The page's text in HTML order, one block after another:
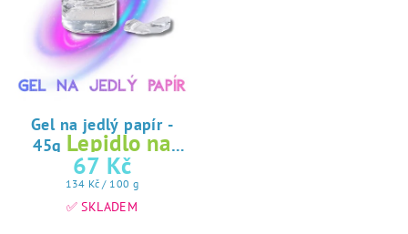
Gel na jedlý papír -
45g Lepidlo na
jedlý papír
67 Kč
Měrná
cena:
134 Kč / 100 g
✅ SKLADEM